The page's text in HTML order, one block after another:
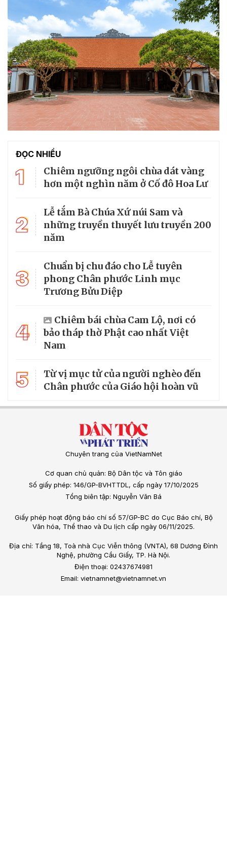
ĐỌC NHIỀU
1
Chiêm ngưỡng ngôi chùa dát vàng
hơn một nghìn năm ở Cố đô Hoa Lư
2
Lễ tắm Bà Chúa Xứ núi Sam và
những truyền thuyết lưu truyền 200
năm
3
Chuẩn bị chu đáo cho Lễ tuyên
phong Chân phước Linh mục
Trương Bửu Diệp
4
Chiêm bái chùa Cam Lộ, nơi có
bảo tháp thờ Phật cao nhất Việt
Nam
5
Từ vị mục tử của người nghèo đến
Chân phước của Giáo hội hoàn vũ
Chuyên trang của VietNamNet
Cơ quan chủ quản: Bộ Dân tộc và Tôn giáo
Số giấy phép: 146/GP-BVHTTDL, cấp ngày 17/10/2025
Tổng biên tập: Nguyễn Văn Bá
Giấy phép hoạt động báo chí số 57/GP-BC do Cục Báo chí, Bộ
Văn hóa, Thể thao và Du lịch cấp ngày 06/11/2025.
Địa chỉ: Tầng 18, Toà nhà Cục Viễn thông (VNTA), 68 Dương Đình
Nghệ, phường Cầu Giấy, TP. Hà Nội.
Điện thoại: 02437674981
Email: vietnamnet@vietnamnet.vn